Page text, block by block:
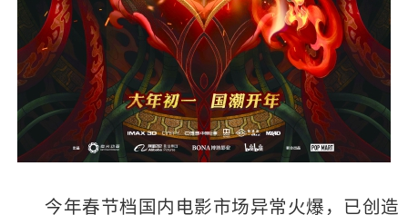
今年春节档国内电影市场异常火爆，已创造